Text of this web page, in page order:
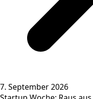
7. September 2026